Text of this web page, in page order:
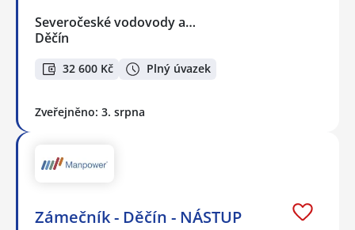
Severočeské vodovody a…
Děčín
32 600 Kč Plný úvazek
Zveřejněno: 3. srpna
Zámečník - Děčín - NÁSTUP